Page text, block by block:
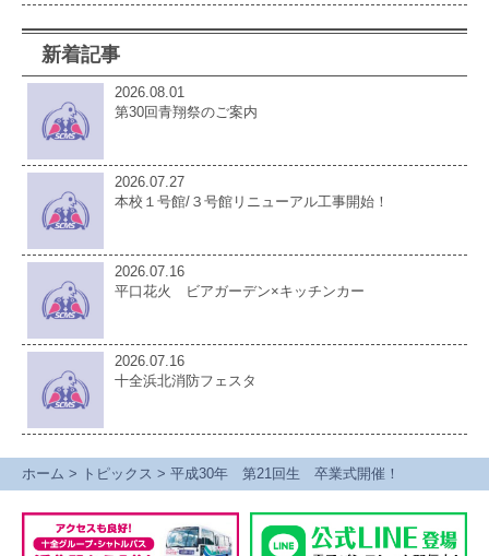
新着記事
2026.08.01
第30回青翔祭のご案内
2026.07.27
本校１号館/３号館リニューアル工事開始！
2026.07.16
平口花火 ビアガーデン×キッチンカー
2026.07.16
十全浜北消防フェスタ
ホーム > トピックス > 平成30年 第21回生 卒業式開催！